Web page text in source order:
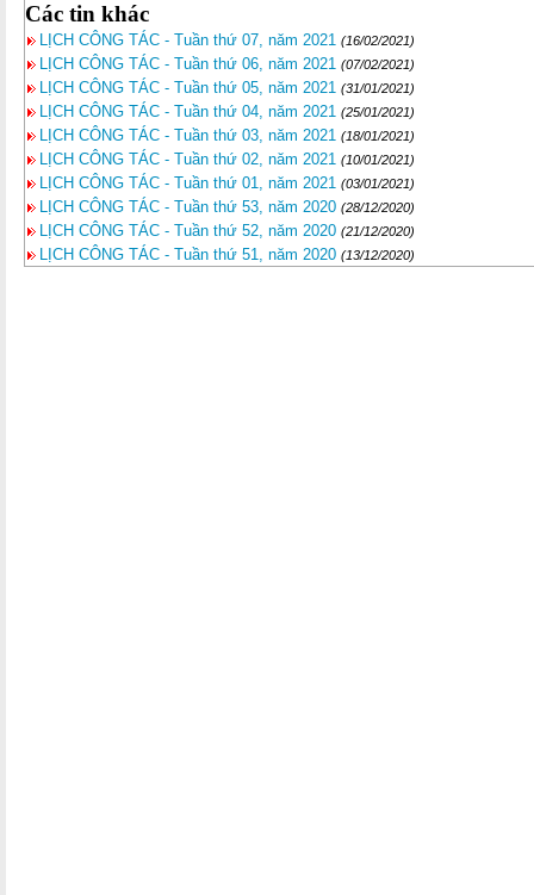
Các tin khác
LỊCH CÔNG TÁC - Tuần thứ 07, năm 2021 (16/02/2021)
LỊCH CÔNG TÁC - Tuần thứ 06, năm 2021 (07/02/2021)
LỊCH CÔNG TÁC - Tuần thứ 05, năm 2021 (31/01/2021)
LỊCH CÔNG TÁC - Tuần thứ 04, năm 2021 (25/01/2021)
LỊCH CÔNG TÁC - Tuần thứ 03, năm 2021 (18/01/2021)
LỊCH CÔNG TÁC - Tuần thứ 02, năm 2021 (10/01/2021)
LỊCH CÔNG TÁC - Tuần thứ 01, năm 2021 (03/01/2021)
LỊCH CÔNG TÁC - Tuần thứ 53, năm 2020 (28/12/2020)
LỊCH CÔNG TÁC - Tuần thứ 52, năm 2020 (21/12/2020)
LỊCH CÔNG TÁC - Tuần thứ 51, năm 2020 (13/12/2020)